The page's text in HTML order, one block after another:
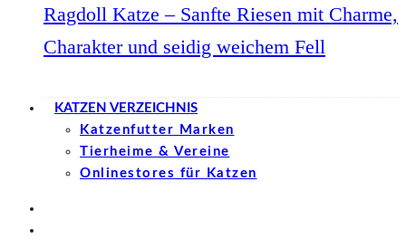
Ragdoll Katze – Sanfte Riesen mit Charme,
Charakter und seidig weichem Fell
KATZEN VERZEICHNIS
Katzenfutter Marken
Tierheime & Vereine
Onlinestores für Katzen